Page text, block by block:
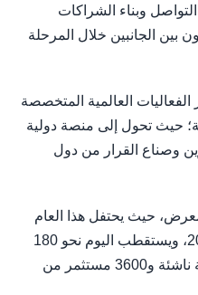
وبناء الشراكات
بين الجانبين خلال المرحلة
العالمية المتخصصة
حيث تحول إلى منصة دولية
وصناع القرار من دول
حيث يحتفل هذا العام
بمرور عقد على انطلاقه عام 2016، ويستقطب اليوم نحو 180
ألف زائر وأكثر من 14 ألف شركة ناشئة و3600 مستثمر من